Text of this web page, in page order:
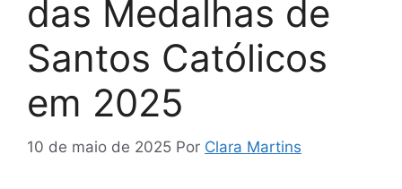
das Medalhas de
Santos Católicos
em 2025
10 de maio de 2025 Por Clara Martins